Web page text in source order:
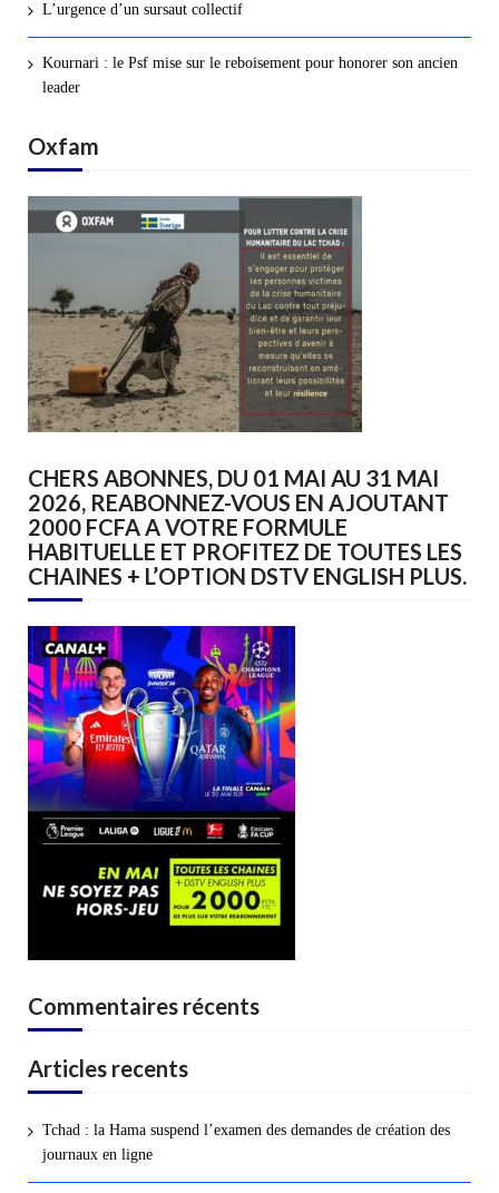
L’urgence d’un sursaut collectif
Kournari : le Psf mise sur le reboisement pour honorer son ancien
leader
Oxfam
CHERS ABONNES, DU 01 MAI AU 31 MAI
2026, REABONNEZ-VOUS EN AJOUTANT
2000 FCFA A VOTRE FORMULE
HABITUELLE ET PROFITEZ DE TOUTES LES
CHAINES + L’OPTION DSTV ENGLISH PLUS.
Commentaires récents
Articles recents
Tchad : la Hama suspend l’examen des demandes de création des
journaux en ligne